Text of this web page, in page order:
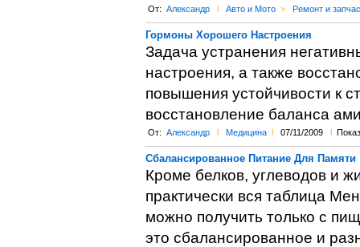
От: Александр l Авто и Мото > Ремонт и
Гормоны Хорошего Настроения
Задача устранения
настроения, а также
повышения устойчивости к
восстановление баланса
От: Александр l Медицина l 07/11/2009 l
Сбалансированное Питание Для Памяти
Кроме белков, углеводов и
практически вся таблица
можно получить только с
это сбалансированное и